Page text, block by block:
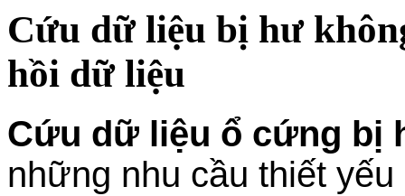
Cứu dữ liệu bị hư
hồi dữ liệu
Cứu dữ liệu ổ cứng bị
những nhu cầu thiết